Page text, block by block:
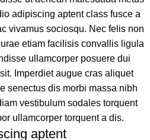
adipiscing aptent class fusce a
vivamus sociosqu. Nec felis non
etiam facilisis convallis ligula
ullamcorper posuere dui
Imperdiet augue cras aliquet
senectus dis morbi massa nibh
vestibulum sodales torquent
ullamcorper torquent a dis.
aptent